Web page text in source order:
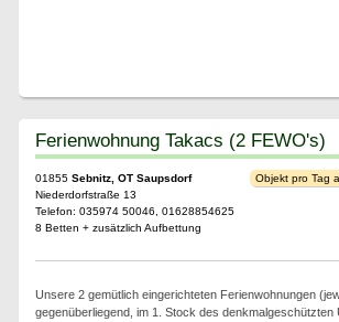
Ferienwohnung Takacs (2 FEWO's)
01855 Sebnitz, OT Saupsdorf
Niederdorfstraße 13
Telefon: 035974 50046, 01628854625
8 Betten + zusätzlich Aufbettung
Objekt pro Tag
Unsere 2 gemütlich eingerichteten Ferienwohnungen
gegenüberliegend, im 1. Stock des denkmalgeschützten